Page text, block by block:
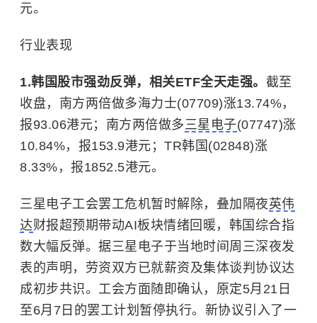
元。
行业表现
1.韩国股市强劲反弹，相关ETF全天走强。 截至
收盘，南方两倍做多海力士(07709)涨13.74%，
报93.06港元；南方两倍做多 三星电子(07747)涨
10.84%，报153.9港元；TR韩国(02848)涨
8.33%，报1852.5港元。
三星电子工会罢工危机暂时解除，叠加隔夜英伟
达财报超预期带动AI板块情绪回暖，韩国综合指
数大幅反弹。据三星电子于当地时间周三深夜发
表的声明，劳资双方已就薪资及集体谈判协议达
成初步共识。工会方面随即确认，原定5月21日
至6月7日的罢工计划暂停执行。新协议引入了一